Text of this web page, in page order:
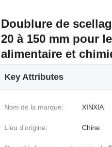
Doublure de
20 à 150 mm pour
alimentaire et
Key Attributes
Nom de la marque: XINXIA
Lieu d'origine: Chine